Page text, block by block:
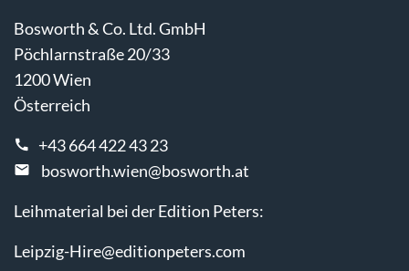
Bosworth & Co. Ltd. GmbH
Pöchlarnstraße 20/33
1200 Wien
Österreich
+43 664 422 43 23
bosworth.wien@bosworth.at
Leihmaterial bei der Edition Peters:
Leipzig-Hire@editionpeters.com